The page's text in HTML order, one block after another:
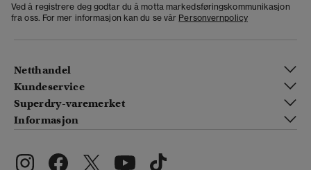
Ved å registrere deg godtar du å motta markedsføringskommunikasjon
fra oss. For mer informasjon kan du se vår Personvernpolicy
Netthandel
Kundeservice
Superdry-varemerket
Informasjon